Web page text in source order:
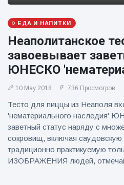
ЕДА И НАПИТКИ
Неаполитанское
завоевывает
ЮНЕСКО
10 May 2018 736 Просмотров
Тесто для пиццы из Неаполя
'нематериального наследия'
заветный статус наряду с
сокровищ, включая
традиционно практикуемую
ИЗОБРАЖЕНИЯ людей,